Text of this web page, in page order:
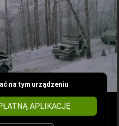
na tym urządzeniu
APLIKACJĘ